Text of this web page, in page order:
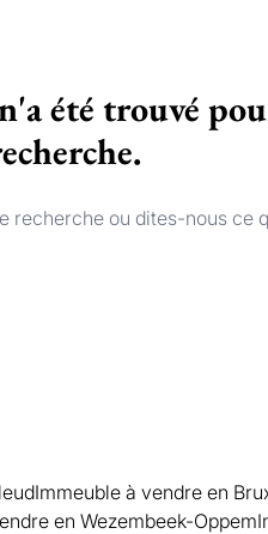
été trouvé
recherche ou dites-nous ce
Immeuble à vendre en
en Wezembeek-Oppem